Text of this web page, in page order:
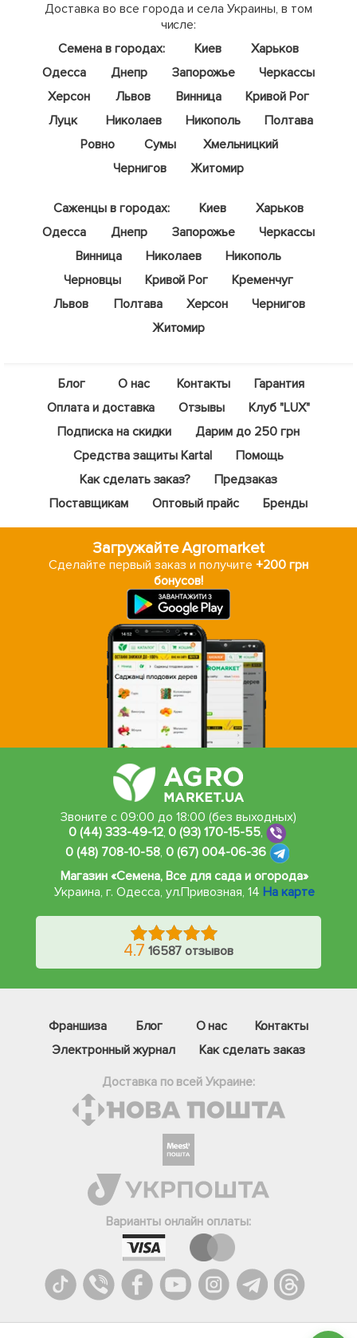
Доставка во все города и села Украины, в том
числе:
Семена в городах:
Киев
Харьков
Одесса
Днепр Запорожье
Черкассы
Херсон
Львов Винница
Кривой Рог
Луцк
Николаев Никополь
Полтава
Ровно
Сумы
Хмельницкий
Чернигов
Житомир
Саженцы в городах: Киев
Харьков
Одесса
Днепр Запорожье
Черкассы
Винница
Николаев
Никополь
Черновцы
Кривой Рог
Кременчуг
Львов
Полтава Херсон
Чернигов
Житомир
Блог О нас Контакты
Гарантия
Оплата и доставка
Отзывы
Клуб "LUX"
Подписка на скидки
Дарим до 250 грн
Средства защиты Kartal
Помощь
Как сделать заказ?
Предзаказ
Поставщикам
Оптовый прайс Бренды
Загружайте Agromarket
Сделайте первый заказ и получите +200 грн
бонусов!
Звоните с 09:00 до 18:00 (без выходных)
0 (44) 333-49-12,0 (93) 170-15-55,
0 (48) 708-10-58, 0 (67) 004-06-36
Магазин «Семена, Все для сада и огорода»
Украина, г. Одесса, ул.Привозная, 14 На карте
4.7 16587 отзывов
Франшиза Блог О нас
Контакты
Электронный журнал
Как сделать заказ
Доставка по всей Украине:
Варианты онлайн оплаты:
Телеграм
Вайбер
Онлайн чат